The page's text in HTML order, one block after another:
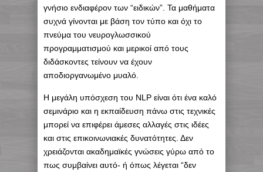
γνήσιο ενδιαφέρον των “ειδικών”. Τα μαθήματα
συχνά γίνονται με βάση τον τύπο και όχι το
πνεύμα του νευρογλωσσικού
προγραμματισμού και μερικοί από τους
διδάσκοντες τείνουν να έχουν
αποδιοργανωμένο μυαλό.
Η μεγάλη υπόσχεση του NLP είναι ότι ένα καλό
σεμινάριο και η εκπαίδευση πάνω στις τεχνικές
μπορεί να επιφέρει άμεσες αλλαγές στις ιδέες
και στις επικοινωνιακές δυνατότητες. Δεν
χρειάζονται ακαδημαϊκές γνώσεις γύρω από το
πως συμβαίνει αυτό- ή όπως λέγεται “δεν